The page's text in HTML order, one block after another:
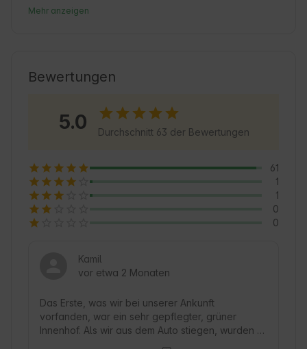
Dorf bietet seinen Gästen Ruhe und Nähe zur
Abenteuer, bei dem man sich wie in einem
Ausgangspunkt, um die umliegenden
Sehenswürdigkeiten zu erkunden und die
lokale Kultur kennenzulernen. Die Gäste
herzliche Atmosphäre der Gastgeber zu
schätzen wissen. Dies ist ein Ort, an dem Natur,
Komfort und Abenteuer aufeinandertreffen 🌿.
Mehr anzeigen
Bewertungen
5.0 Durchschnitt 63 der Bewertungen
61
1
1
0
0
Kamil
vor etwa 2 Monaten
Das Erste, was wir bei unserer Ankunft
vorfanden, war ein sehr gepflegter, grüner
Innenhof. Als wir aus dem Auto stiegen, wurden